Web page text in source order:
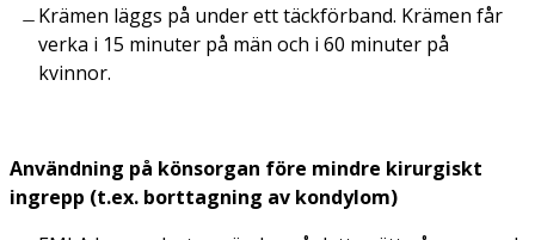
Krämen läggs på under ett täckförband. Krämen får
verka i 15 minuter på män och i 60 minuter på
kvinnor.
Användning på könsorgan före mindre kirurgiskt
ingrepp (t.ex. borttagning av kondylom)